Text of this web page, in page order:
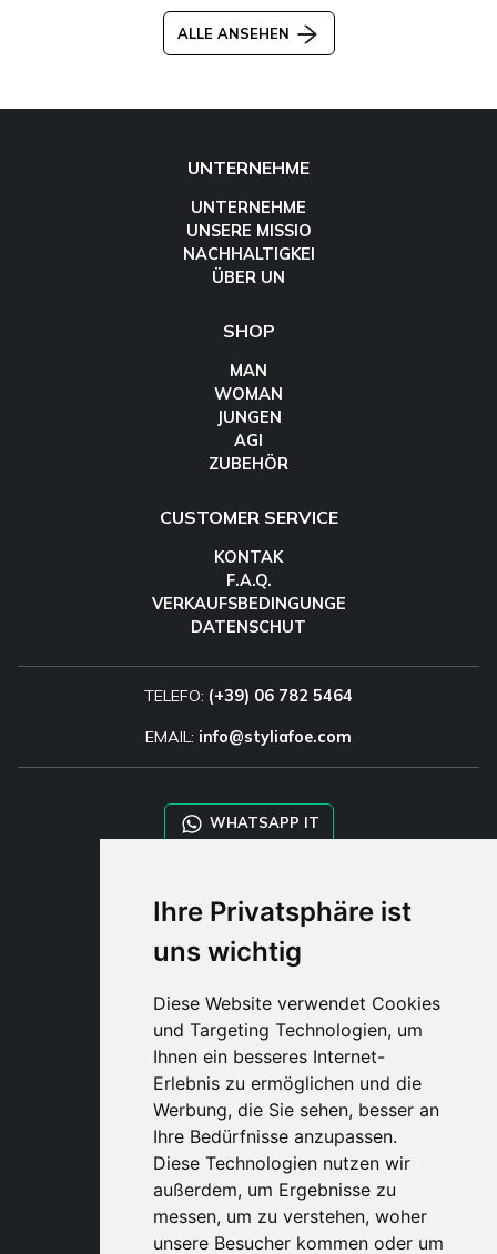
Ihre Privatsphäre ist
uns wichtig
Diese Website verwendet Cookies
und Targeting Technologien, um
Ihnen ein besseres Internet-
Erlebnis zu ermöglichen und die
Werbung, die Sie sehen, besser an
Ihre Bedürfnisse anzupassen.
Diese Technologien nutzen wir
außerdem, um Ergebnisse zu
messen, um zu verstehen, woher
unsere Besucher kommen oder um
ALLE ANSEHEN
UNTERNEHME
UNTERNEHME
UNSERE MISSIO
NACHHALTIGKEI
ÜBER UN
SHOP
MAN
WOMAN
JUNGEN
AGI
ZUBEHÖR
CUSTOMER SERVICE
KONTAK
F.A.Q.
VERKAUFSBEDINGUNGE
DATENSCHUT
TELEFO: (+39) 06 782 5464
EMAIL: info@styliafoe.com
WHATSAPP IT
STYLIA SERVICES
SHOP B2B
TAYLOR MADE ORDERS
DROPSHIPPING
BENUTZE
REGISTRIERE
EINLOGGE
EINKAUFSWAGE